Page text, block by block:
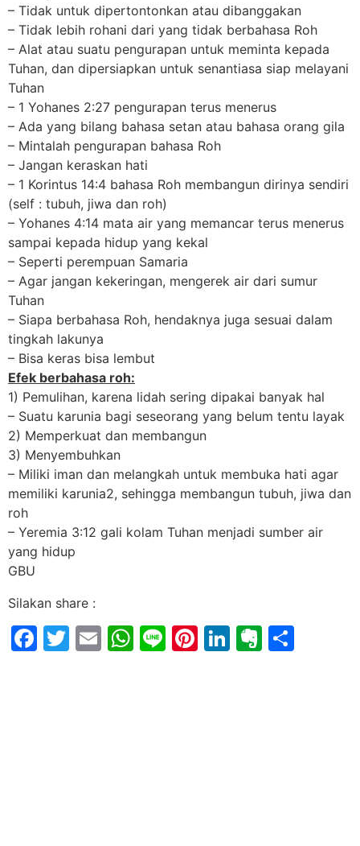
– Tidak untuk dipertontonkan atau dibanggakan
– Tidak lebih rohani dari yang tidak berbahasa Roh
– Alat atau suatu pengurapan untuk meminta kepada
Tuhan, dan dipersiapkan untuk senantiasa siap melayani
Tuhan
– 1 Yohanes 2:27 pengurapan terus menerus
– Ada yang bilang bahasa setan atau bahasa orang gila
– Mintalah pengurapan bahasa Roh
– Jangan keraskan hati
– 1 Korintus 14:4 bahasa Roh membangun dirinya sendiri
(self : tubuh, jiwa dan roh)
– Yohanes 4:14 mata air yang memancar terus menerus
sampai kepada hidup yang kekal
– Seperti perempuan Samaria
– Agar jangan kekeringan, mengerek air dari sumur
Tuhan
– Siapa berbahasa Roh, hendaknya juga sesuai dalam
tingkah lakunya
– Bisa keras bisa lembut
Efek berbahasa roh:
1) Pemulihan, karena lidah sering dipakai banyak hal
– Suatu karunia bagi seseorang yang belum tentu layak
2) Memperkuat dan membangun
3) Menyembuhkan
– Miliki iman dan melangkah untuk membuka hati agar
memiliki karunia2, sehingga membangun tubuh, jiwa dan
roh
– Yeremia 3:12 gali kolam Tuhan menjadi sumber air
yang hidup
GBU
Silakan share :
Facebook
Twitter
EmailWhatsApp
LinePinterest
LinkedIn